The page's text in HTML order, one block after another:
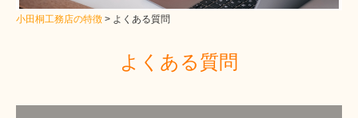
見学会・イベント情報
小田桐工務店の特徴 よくある質問
よくある質問